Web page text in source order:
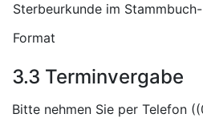
Sterbeurkunde im Stammbuch-
Format
3.3 Terminvergabe
Bitte nehmen Sie per Telefon (